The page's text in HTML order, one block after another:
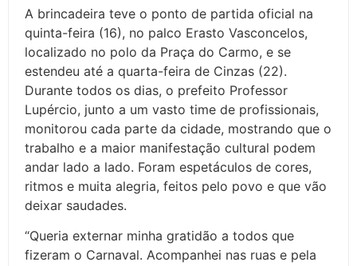
A brincadeira teve o ponto de partida oficial na
quinta-feira (16), no palco Erasto Vasconcelos,
localizado no polo da Praça do Carmo, e se
estendeu até a quarta-feira de Cinzas (22).
Durante todos os dias, o prefeito Professor
Lupércio, junto a um vasto time de profissionais,
monitorou cada parte da cidade, mostrando que o
trabalho e a maior manifestação cultural podem
andar lado a lado. Foram espetáculos de cores,
ritmos e muita alegria, feitos pelo povo e que vão
deixar saudades.
“Queria externar minha gratidão a todos que
fizeram o Carnaval. Acompanhei nas ruas e pela